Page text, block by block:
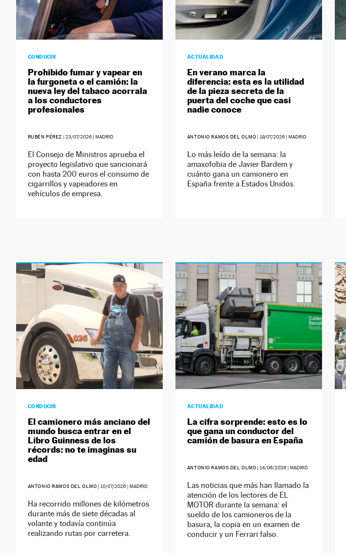
CONDUCIR
Prohibido fumar y vapear en
la furgoneta o el camión: la
nueva ley del tabaco acorrala
a los conductores
profesionales
RUBÉN PÉREZ |23/07/2026 | MADRID
El Consejo de Ministros aprueba el
proyecto legislativo que sancionará
con hasta 200 euros el consumo de
cigarrillos y vapeadores en
vehículos de empresa.
ACTUALIDAD
En verano marca la
diferencia: esta es la utilidad
de la pieza secreta de la
puerta del coche que casi
nadie conoce
ANTONIO RAMOS DEL OLMO | 19/07/2026 | MADRID
Lo más leído de la semana: la
amaxofobia de Javier Bardem y
cuánto gana un camionero en
España frente a Estados Unidos.
CONDUCIR
El camionero más anciano del
mundo busca entrar en el
Libro Guinness de los
récords: no te imaginas su
edad
ANTONIO RAMOS DEL OLMO | 10/07/2026 | MADRID
Ha recorrido millones de kilómetros
durante más de siete décadas al
volante y todavía continúa
realizando rutas por carretera.
ACTUALIDAD
La cifra sorprende: esto es lo
que gana un conductor del
camión de basura en España
ANTONIO RAMOS DEL OLMO | 14/06/2026 | MADRID
Las noticias que más han llamado la
atención de los lectores de EL
MOTOR durante la semana: el
sueldo de los camioneros de la
basura, la copia en un examen de
conducir y un Ferrari falso.